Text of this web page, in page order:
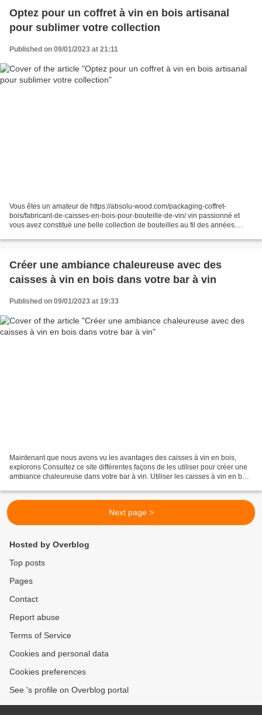
Optez pour un coffret à vin en bois artisanal
pour sublimer votre collection
Published on 09/01/2023 at 21:11
Vous êtes un amateur de https://absolu-wood.com/packaging-coffret-
bois/fabricant-de-caisses-en-bois-pour-bouteille-de-vin/ vin passionné et
vous avez constitué une belle collection de bouteilles au fil des années.
Créer une ambiance chaleureuse avec des
caisses à vin en bois dans votre bar à vin
Published on 09/01/2023 at 19:33
Maintenant que nous avons vu les avantages des caisses à vin en bois,
explorons Consultez ce site différentes façons de les utiliser pour créer une
ambiance chaleureuse dans votre bar à vin. Utiliser les caisses à vin en bois
Next page >
Hosted by Overblog
Top posts
Pages
Contact
Report abuse
Terms of Service
Cookies and personal data
Cookies preferences
See 's profile on Overblog portal